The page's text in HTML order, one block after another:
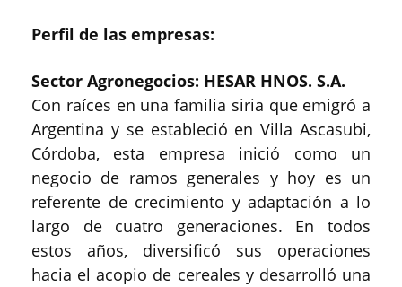
Perfil de las empresas:
Sector Agronegocios: HESAR HNOS. S.A.
Con raíces en una familia siria que emigró a
Argentina y se estableció en Villa Ascasubi,
Córdoba, esta empresa inició como un
negocio de ramos generales y hoy es un
referente de crecimiento y adaptación a lo
largo de cuatro generaciones. En todos
estos años, diversificó sus operaciones
hacia el acopio de cereales y desarrolló una